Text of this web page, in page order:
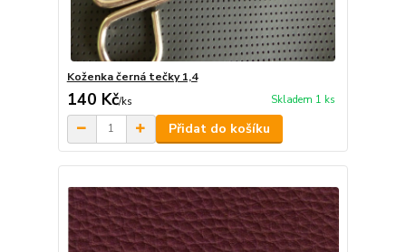
Koženka černá tečky 1,4
140 Kč/ks Skladem 1 ks
Přidat do košíku